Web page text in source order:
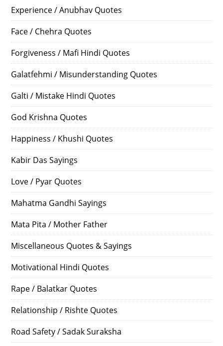
Experience / Anubhav Quotes
Face / Chehra Quotes
Forgiveness / Mafi Hindi Quotes
Galatfehmi / Misunderstanding Quotes
Galti / Mistake Hindi Quotes
God Krishna Quotes
Happiness / Khushi Quotes
Kabir Das Sayings
Love / Pyar Quotes
Mahatma Gandhi Sayings
Mata Pita / Mother Father
Miscellaneous Quotes & Sayings
Motivational Hindi Quotes
Rape / Balatkar Quotes
Relationship / Rishte Quotes
Road Safety / Sadak Suraksha